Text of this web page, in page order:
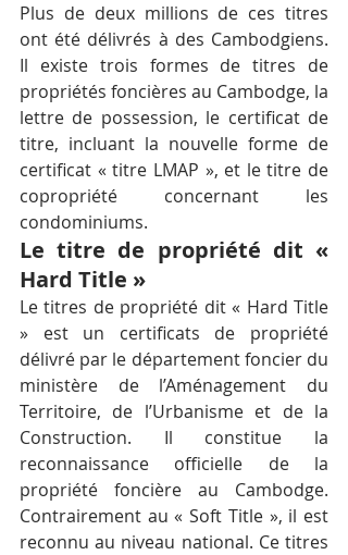
Plus de deux millions de ces titres
ont été délivrés à des Cambodgiens.
Il existe trois formes de titres de
propriétés foncières au Cambodge, la
lettre de possession, le certificat de
titre, incluant la nouvelle forme de
certificat « titre LMAP », et le titre de
copropriété concernant les
condominiums.
Le titre de propriété dit «
Hard Title »
Le titres de propriété dit « Hard Title
» est un certificats de propriété
délivré par le département foncier du
ministère de l’Aménagement du
Territoire, de l’Urbanisme et de la
Construction. Il constitue la
reconnaissance officielle de la
propriété foncière au Cambodge.
Contrairement au « Soft Title », il est
reconnu au niveau national. Ce titres